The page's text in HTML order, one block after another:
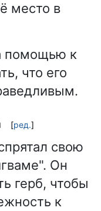
место в
помощью к
что его
[ред.]
свою
Он
герб, чтобы
к